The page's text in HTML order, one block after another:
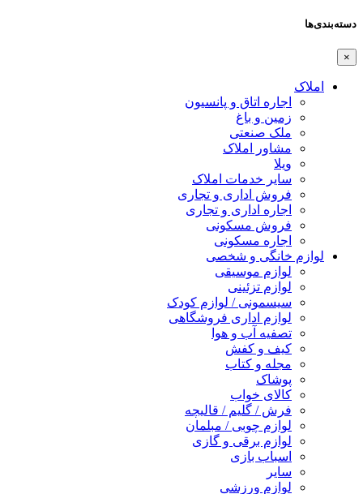
دسته‌بندی‌ها
×
املاک
اجاره اتاق و پانسیون
زمین و باغ
ملک صنعتی
مشاور املاک
ویلا
سایر خدمات املاک
فروش اداری و تجاری
اجاره اداری و تجاری
فروش مسکونی
اجاره مسکونی
لوازم خانگی و شخصی
لوازم موسیقی
لوازم تزئینی
سیسمونی / لوازم کودک
لوازم اداری فروشگاهی
تصفیه آب و هوا
کیف و کفش
مجله و کتاب
پوشاک
کالای خواب
فرش / گلیم / قالیچه
لوازم چوبی / مبلمان
لوازم برقی و گازی
اسباب بازی
سایر
لوازم ورزشی